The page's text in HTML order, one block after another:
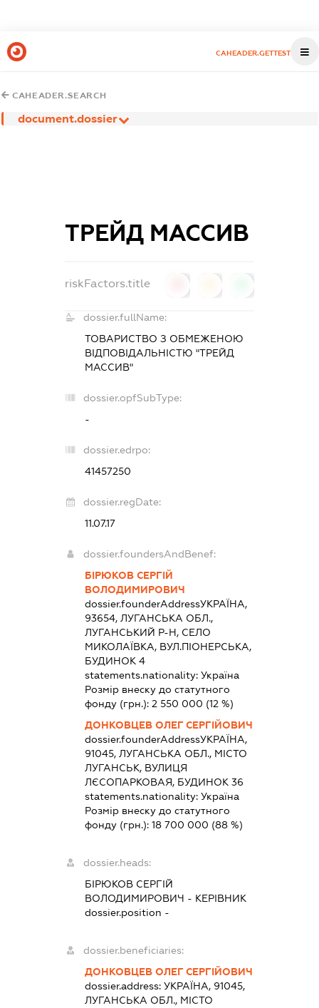
CAHEADER.GETTEST
CAHEADER.SEARCH
document.dossier
ТРЕЙД МАССИВ
riskFactors.title
dossier.fullName:
ТОВАРИСТВО З ОБМЕЖЕНОЮ
ВІДПОВІДАЛЬНІСТЮ "ТРЕЙД
МАССИВ"
dossier.opfSubType:
-
dossier.edrpo:
41457250
dossier.regDate:
11.07.17
dossier.foundersAndBenef:
БІРЮКОВ СЕРГІЙ
ВОЛОДИМИРОВИЧ
dossier.founderAddressУКРАЇНА,
93654, ЛУГАНСЬКА ОБЛ.,
ЛУГАНСЬКИЙ Р-Н, СЕЛО
МИКОЛАЇВКА, ВУЛ.ПІОНЕРСЬКА,
БУДИНОК 4
statements.nationality:Україна
Розмір внеску до статутного
фонду (грн.):2 550 000 (12 %)
ДОНКОВЦЕВ ОЛЕГ СЕРГІЙОВИЧ
dossier.founderAddressУКРАЇНА,
91045, ЛУГАНСЬКА ОБЛ., МІСТО
ЛУГАНСЬК, ВУЛИЦЯ
ЛЄСОПАРКОВАЯ, БУДИНОК 36
statements.nationality:Україна
Розмір внеску до статутного
фонду (грн.):18 700 000 (88 %)
dossier.heads:
БІРЮКОВ СЕРГІЙ
ВОЛОДИМИРОВИЧ - КЕРІВНИК
dossier.position -
dossier.beneficiaries:
ДОНКОВЦЕВ ОЛЕГ СЕРГІЙОВИЧ
dossier.address:УКРАЇНА, 91045,
ЛУГАНСЬКА ОБЛ., МІСТО